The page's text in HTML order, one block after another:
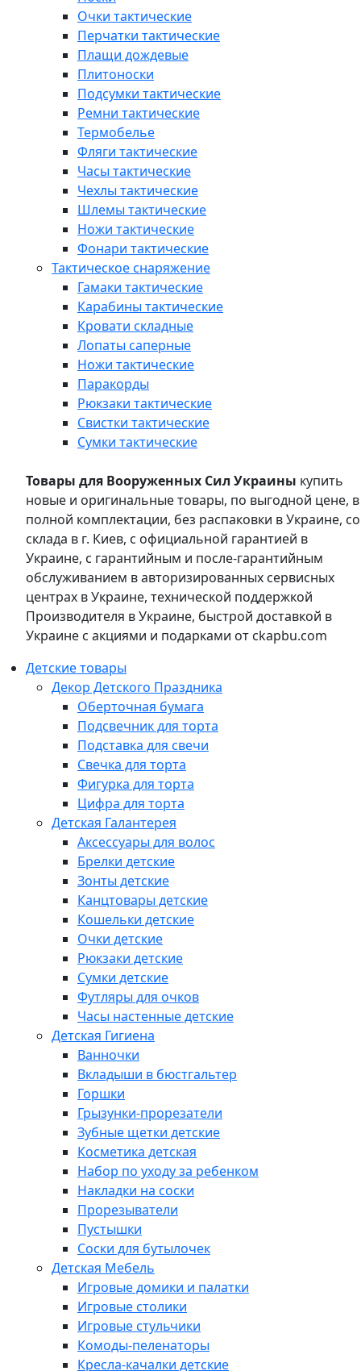
Очки тактические
Перчатки тактические
Плащи дождевые
Плитоноски
Подсумки тактические
Ремни тактические
Термобелье
Фляги тактические
Часы тактические
Чехлы тактические
Шлемы тактические
Ножи тактические
Фонари тактические
Тактическое снаряжение
Гамаки тактические
Карабины тактические
Кровати складные
Лопаты саперные
Ножи тактические
Паракорды
Рюкзаки тактические
Свистки тактические
Сумки тактические
Товары для Вооруженных Сил Украины купить
новые и оригинальные товары, по выгодной цене, в
полной комплектации, без распаковки в Украине, со
склада в г. Киев, с официальной гарантией в
Украине, с гарантийным и после-гарантийным
обслуживанием в авторизированных сервисных
центрах в Украине, технической поддержкой
Производителя в Украине, быстрой доставкой в
Украине с акциями и подарками от ckapbu.com
Детские товары
Декор Детского Праздника
Оберточная бумага
Подсвечник для торта
Подставка для свечи
Свечка для торта
Фигурка для торта
Цифра для торта
Детская Галантерея
Аксессуары для волос
Брелки детские
Зонты детские
Канцтовары детские
Кошельки детские
Очки детские
Рюкзаки детские
Сумки детские
Футляры для очков
Часы настенные детские
Детская Гигиена
Ванночки
Вкладыши в бюстгальтер
Горшки
Грызунки-прорезатели
Зубные щетки детские
Косметика детская
Набор по уходу за ребенком
Накладки на соски
Прорезыватели
Пустышки
Соски для бутылочек
Детская Мебель
Игровые домики и палатки
Игровые столики
Игровые стульчики
Комоды-пеленаторы
Кресла-качалки детские